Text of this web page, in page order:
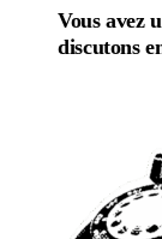
Vous avez
discutons